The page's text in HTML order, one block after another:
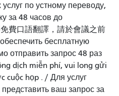
по устному переводу,
за 48 часов до
費口語翻譯，請於會議之前
бесплатную
отправить запрос 48 раз
dịch miễn phí, vui long gửi
cuộc họp . / Для услуг
ваш запрос за